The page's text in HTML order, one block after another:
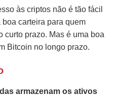
às criptos não é tão fácil
carteira para quem
curto prazo. Mas é uma boa
Bitcoin no longo prazo.
armazenam os ativos